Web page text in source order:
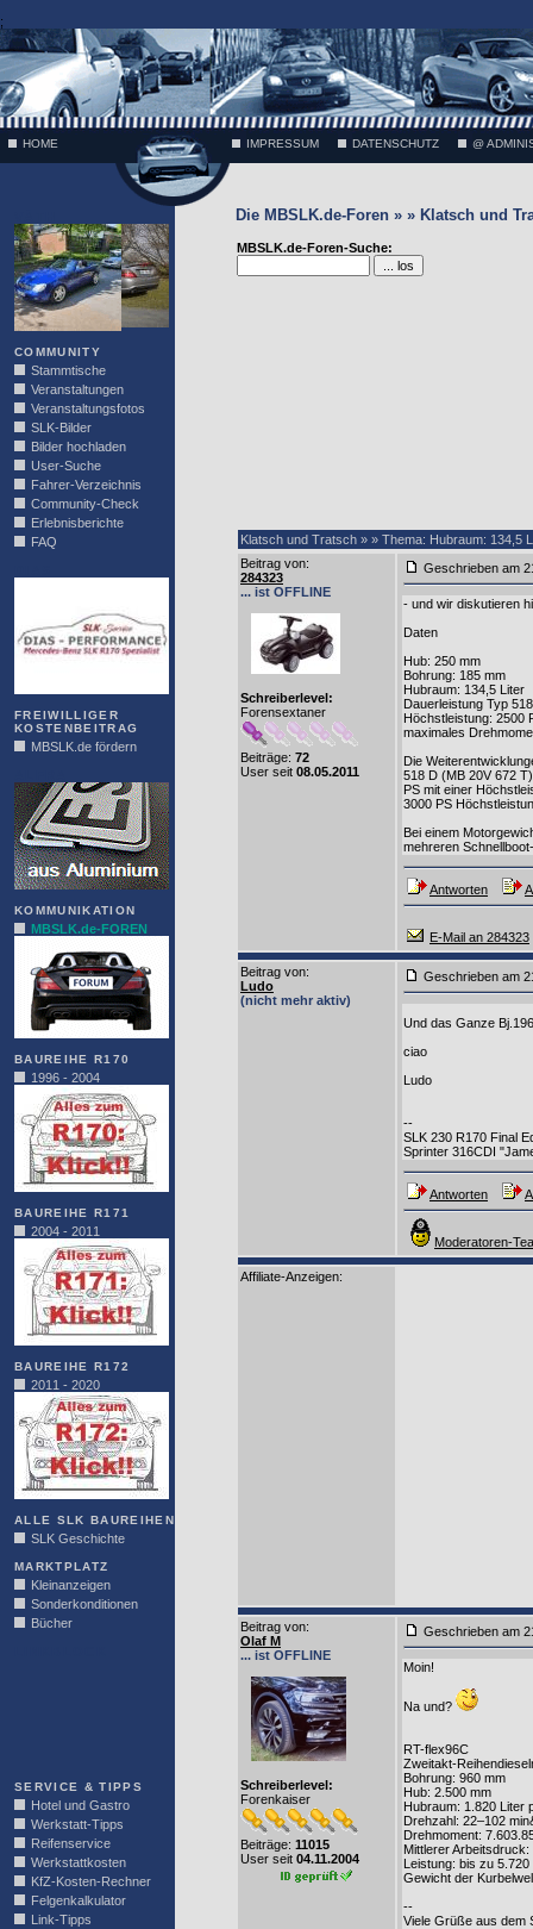
;
HOME IMPRESSUM DATENSCHUTZ @
COMMUNITY
Stammtische
Veranstaltungen
Veranstaltungsfotos
SLK-Bilder
Bilder hochladen
User-Suche
Fahrer-Verzeichnis
Community-Check
Erlebnisberichte
FAQ
FREIWILLIGER
KOSTENBEITRAG
MBSLK.de fördern
KOMMUNIKATION
MBSLK.de-FOREN
BAUREIHE R170
1996 - 2004
BAUREIHE R171
2004 - 2011
BAUREIHE R172
2011 - 2020
ALLE SLK BAUREIHEN
SLK Geschichte
MARKTPLATZ
Kleinanzeigen
Sonderkonditionen
Bücher
SERVICE & TIPPS
Hotel und Gastro
Werkstatt-Tipps
Reifenservice
Werkstattkosten
KfZ-Kosten-Rechner
Felgenkalkulator
Link-Tipps
Die MBSLK.de-Foren » » Klatsch und
MBSLK.de-Foren-Suche:
Klatsch und Tratsch » » Thema: Hubraum: 134,5
Beitrag von:
284323
... ist OFFLINE
Schreiberlevel:
Forensextaner
Beiträge: 72
User seit 08.05.2011
Geschrieben am
- und wir diskutieren
Daten
Hub: 250 mm
Bohrung: 185 mm
Hubraum: 134,5 Liter
Dauerleistung Typ
Höchstleistung: 2500
maximales
Die
518 D (MB 20V 672
PS mit einer
3000 PS
Bei einem
mehreren
Antworten
E-Mail an 284323
Beitrag von:
Ludo
(nicht mehr aktiv)
Geschrieben am
Und das Ganze
ciao
Ludo
--
SLK 230 R170 Final
Sprinter 316CDI
Antworten
Moderatoren-
Affiliate-Anzeigen:
Beitrag von:
Olaf M
... ist OFFLINE
Schreiberlevel:
Forenkaiser
Beiträge: 11015
User seit 04.11.2004
Geschrieben am
Moin!
Na und?
RT-flex96C
Zweitakt-
Bohrung: 960 mm
Hub: 2.500 mm
Hubraum: 1.820 Liter
Drehzahl: 22–102
Drehmoment:
Mittlerer
Leistung: bis zu
Gewicht der
--
Viele Grüße aus dem